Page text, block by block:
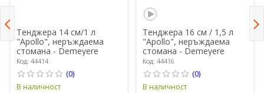
Тенджера 14 см/1 л
"Apollo", неръждаема
стомана - Demeyere
Код: 44414
(0)
В наличност
Тенджера 16 см / 1,5 л
"Apollo", неръждаема
стомана - Demeyere
Код: 44416
(0)
В наличност